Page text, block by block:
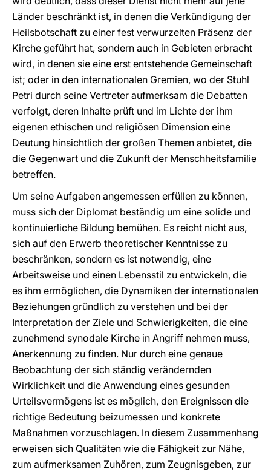
Länder beschränkt ist, in denen die Verkündigung der
Heilsbotschaft zu einer fest verwurzelten Präsenz der
Kirche geführt hat, sondern auch in Gebieten erbracht
wird, in denen sie eine erst entstehende Gemeinschaft
ist; oder in den internationalen Gremien, wo der Stuhl
Petri durch seine Vertreter aufmerksam die Debatten
verfolgt, deren Inhalte prüft und im Lichte der ihm
eigenen ethischen und religiösen Dimension eine
Deutung hinsichtlich der großen Themen anbietet, die
die Gegenwart und die Zukunft der Menschheitsfamilie
betreffen.
Um seine Aufgaben angemessen erfüllen zu können,
muss sich der Diplomat beständig um eine solide und
kontinuierliche Bildung bemühen. Es reicht nicht aus,
sich auf den Erwerb theoretischer Kenntnisse zu
beschränken, sondern es ist notwendig, eine
Arbeitsweise und einen Lebensstil zu entwickeln, die
es ihm ermöglichen, die Dynamiken der internationalen
Beziehungen gründlich zu verstehen und bei der
Interpretation der Ziele und Schwierigkeiten, die eine
zunehmend synodale Kirche in Angriff nehmen muss,
Anerkennung zu finden. Nur durch eine genaue
Beobachtung der sich ständig verändernden
Wirklichkeit und die Anwendung eines gesunden
Urteilsvermögens ist es möglich, den Ereignissen die
richtige Bedeutung beizumessen und konkrete
Maßnahmen vorzuschlagen. In diesem Zusammenhang
erweisen sich Qualitäten wie die Fähigkeit zur Nähe,
zum aufmerksamen Zuhören, zum Zeugnisgeben, zur